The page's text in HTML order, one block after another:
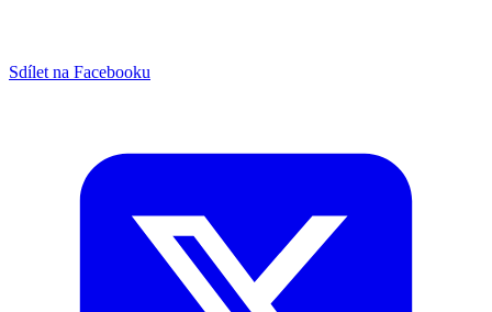
Sdílet na Facebooku